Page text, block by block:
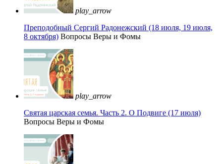
play_arrow
Преподобный Сергий Радонежский (18 июля, 19 июля,
8 октября) Вопросы Веры и Фомы
play_arrow
Святая царская семья. Часть 2. О Подвиге (17 июля)
Вопросы Веры и Фомы